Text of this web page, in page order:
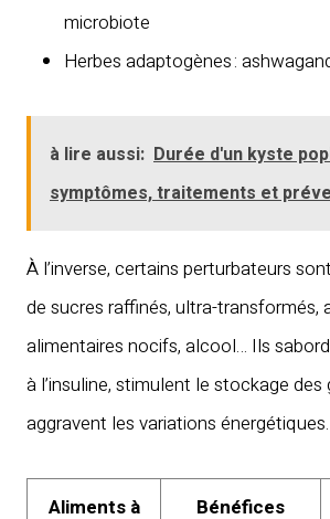
microbiote
Herbes adaptogènes :
à lire aussi: Durée d'un kyste
symptômes, traitements et
À l’inverse, certains perturbateurs
de sucres raffinés, ultra-transformés,
alimentaires nocifs, alcool… Ils
à l’insuline, stimulent le stockage des
aggravent les variations énergétiques.
Aliments à
Bénéfices